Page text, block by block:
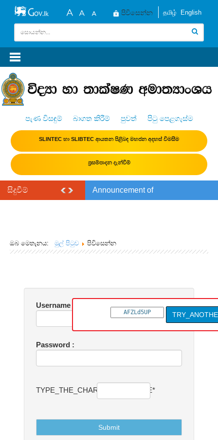
පිවිසෙන්න தமிழ் English
පැණ විසඳුම් බාගත කිරීම් පුවත් පිටු පෙළගැස්ම
SLINTEC හා SLIBTEC ආයතන පිළිබඳ මහජන අදහස් විමසීම
ප්‍රසම්පාදන දැන්වීම්
සිදුවීම් Announcement of
ඔබ මෙතැනය: මුල් පිටුව පිවිසෙන්න
Username :
Password :
TYPE_THE_CHARACTERS_HERE*
Submit